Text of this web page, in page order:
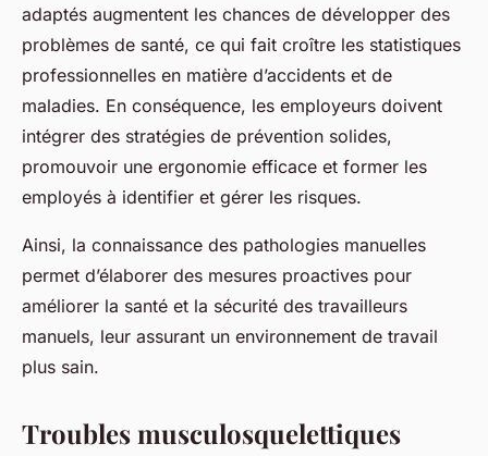
adaptés augmentent les chances de développer des
problèmes de santé, ce qui fait croître les statistiques
professionnelles en matière d’accidents et de
maladies. En conséquence, les employeurs doivent
intégrer des stratégies de prévention solides,
promouvoir une ergonomie efficace et former les
employés à identifier et gérer les risques.
Ainsi, la connaissance des pathologies manuelles
permet d’élaborer des mesures proactives pour
améliorer la santé et la sécurité des travailleurs
manuels, leur assurant un environnement de travail
plus sain.
Troubles musculosquelettiques